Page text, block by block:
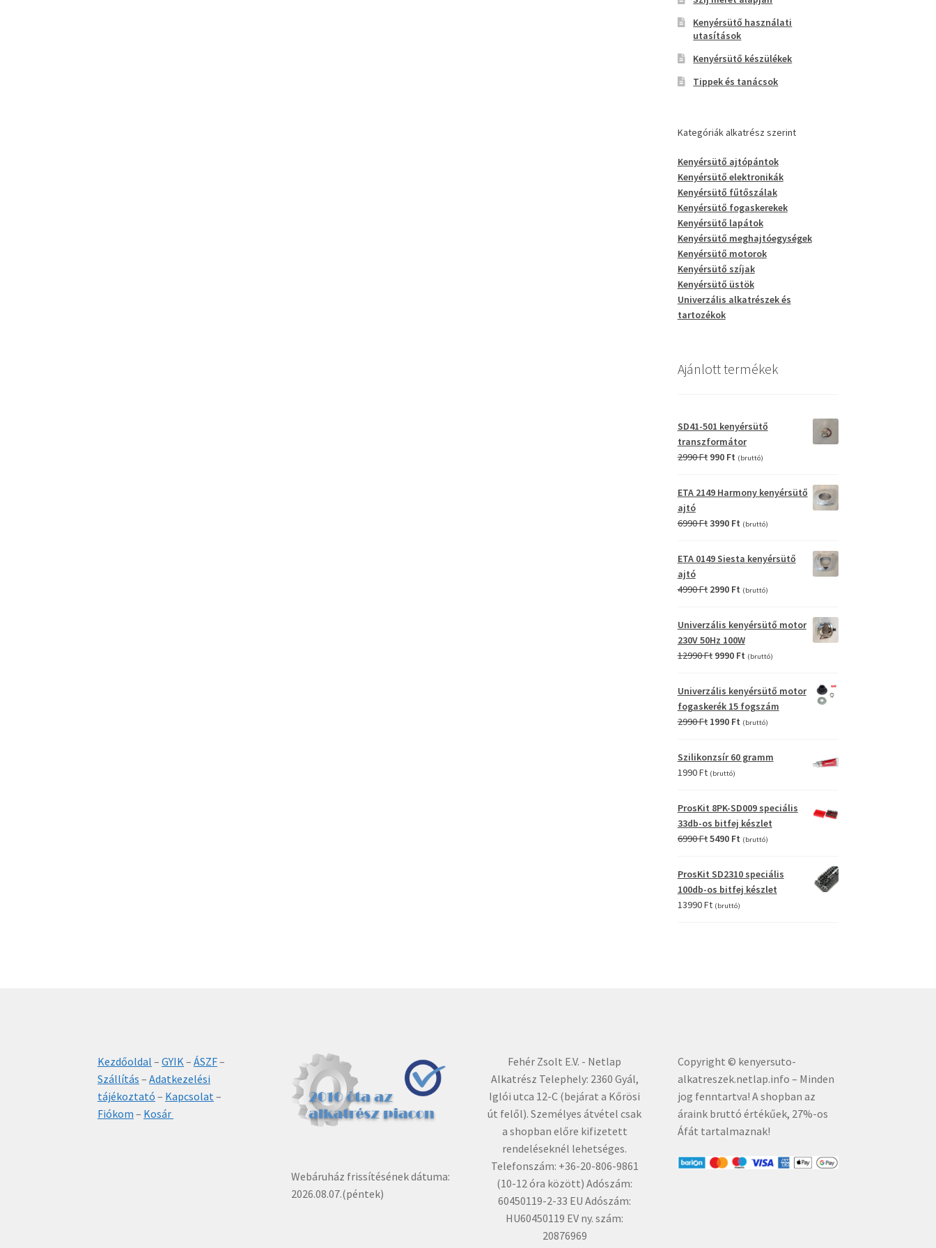
Kenyérsütő használati
utasítások
Kenyérsütő készülékek
Tippek és tanácsok
Kategóriák alkatrész szerint
Kenyérsütő ajtópántok
Kenyérsütő elektronikák
Kenyérsütő fűtőszálak
Kenyérsütő fogaskerekek
Kenyérsütő lapátok
Kenyérsütő meghajtóegységek
Kenyérsütő motorok
Kenyérsütő szíjak
Kenyérsütő üstök
Univerzális alkatrészek és
tartozékok
Ajánlott termékek
SD41-501 kenyérsütő
transzformátor
2990Ft Original
was:
990 FtCurrent
990 Ft.
(bruttó)
ETA 2149 Harmony kenyérsütő
ajtó
6990FtOriginal
was:
3990 FtCurrent
is:
3990 Ft.
(bruttó)
ETA 0149 Siesta kenyérsütő
ajtó
4990Ft Original
was:
4990 Ft.
2990 FtCurrent
2990 Ft.
(bruttó)
Univerzális kenyérsütő motor
230V 50Hz 100W
12990Ft Original
was:
12990 Ft.
9990 FtCurrent
is:
9990 Ft.
(bruttó)
Univerzális kenyérsütő motor
fogaskerék 15 fogszám
2990Ft Original
was:
1990 FtCurrent
is:
1990 Ft.
(bruttó)
Szilikonzsír 60 gramm
1990Ft (bruttó)
ProsKit 8PK-SD009 speciális
33db-os bitfej készlet
6990FtOriginal
was:
6990 Ft.
5490 FtCurrent
is:
5490 Ft.
(bruttó)
ProsKit SD2310 speciális
100db-os bitfej készlet
13990Ft (bruttó)
Kezdőoldal –GYIK–ÁSZF–
Szállítás –Adatkezelési
tájékoztató – Kapcsolat–
Fiókom – Kosár
Webáruház frissítésének dátuma:
2026.08.07.(péntek)
Fehér Zsolt E.V. - Netlap
Alkatrész Telephely: 2360 Gyál,
Iglói utca 12-C (bejárat a Kőrösi
út felől). Személyes átvétel csak
a shopban előre kifizetett
rendeléseknél lehetséges.
Telefonszám: +36-20-806-9861
(10-12 óra között) Adószám:
60450119-2-33 EU Adószám:
HU60450119 EV ny. szám:
20876969
Copyright © kenyersuto-
alkatreszek.netlap.info – Minden
jog fenntartva! A shopban az
áraink bruttó értékűek, 27%-os
Áfát tartalmaznak!